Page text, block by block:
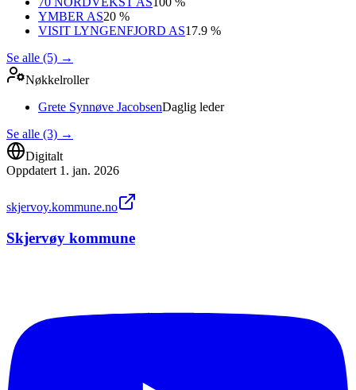
YMBER AS20 %
VISIT LYNGENFJORD AS17.9 %
Se alle (5) →
Nøkkelroller
Grete Synnøve JacobsenDaglig leder
Se alle (3) →
Digitalt
Oppdatert 1. jan. 2026
skjervoy.kommune.no
Skjervøy kommune